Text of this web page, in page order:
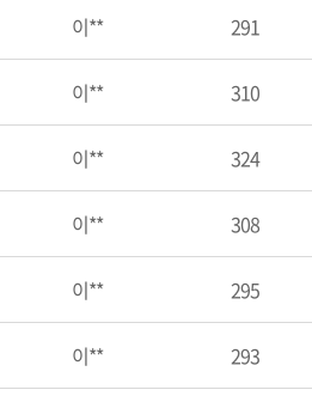
이** 291
이** 310
이** 324
이** 308
이** 295
이** 293